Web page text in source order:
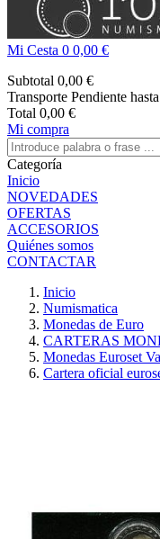
Mi Cesta 0 0,00 €
Subtotal 0,00 €
Transporte Pendiente
Total 0,00 €
Mi compra
Categoría
Inicio
NOVEDADES
OFERTAS
ACCESORIOS
Quiénes somos
CONTACTAR
Inicio
Numismatica
Monedas de Euro
CARTERAS
Monedas Euroset
Cartera oficial